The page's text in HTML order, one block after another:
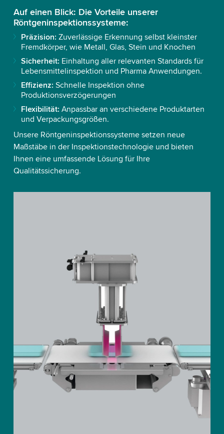
Auf einen Blick: Die Vorteile unserer
Röntgeninspektionssysteme:
Präzision: Zuverlässige Erkennung selbst kleinster
Fremdkörper, wie Metall, Glas, Stein und Knochen
Sicherheit: Einhaltung aller relevanten Standards für
Lebensmittelinspektion und Pharma Anwendungen.
Effizienz: Schnelle Inspektion ohne
Produktionsverzögerungen
Flexibilität: Anpassbar an verschiedene Produktarten
und Verpackungsgrößen.
Unsere Röntgeninspektionssysteme setzen neue
Maßstäbe in der Inspektionstechnologie und bieten
Ihnen eine umfassende Lösung für Ihre
Qualitätssicherung.